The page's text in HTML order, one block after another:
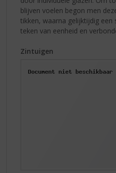
blijven voelen begon men
tikken, waarna gelijktijdig een
teken van eenheid en
Zintuigen